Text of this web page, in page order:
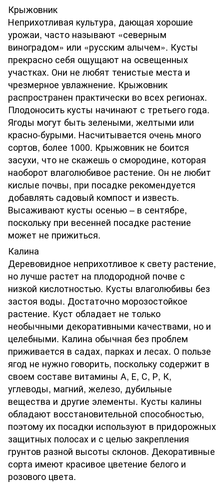
Крыжовник
Неприхотливая культура, дающая хорошие
урожаи, часто называют «северным
виноградом» или «русским алычем». Кусты
прекрасно себя ощущают на освещенных
участках. Они не любят тенистые места и
чрезмерное увлажнение. Крыжовник
распространен практически во всех регионах.
Плодоносить кусты начинают с третьего года.
Ягоды могут быть зелеными, желтыми или
красно-бурыми. Насчитывается очень много
сортов, более 1000. Крыжовник не боится
засухи, что не скажешь о смородине, которая
наоборот влаголюбивое растение. Он не любит
кислые почвы, при посадке рекомендуется
добавлять садовый компост и известь.
Высаживают кусты осенью – в сентябре,
поскольку при весенней посадке растение
может не прижиться.
Калина
Деревовидное неприхотливое к свету растение,
но лучше растет на плодородной почве с
низкой кислотностью. Кусты влаголюбивы без
застоя воды. Достаточно морозостойкое
растение. Куст обладает не только
необычными декоративными качествами, но и
целебными. Калина обычная без проблем
приживается в садах, парках и лесах. О пользе
ягод не нужно говорить, поскольку содержит в
своем составе витамины А, Е, С, Р, К,
углеводы, магний, железо, дубильные
вещества и другие элементы. Кусты калины
обладают восстановительной способностью,
поэтому их посадки используют в придорожных
защитных полосах и с целью закрепления
грунтов разной высоты склонов. Декоративные
сорта имеют красивое цветение белого и
розового цвета.